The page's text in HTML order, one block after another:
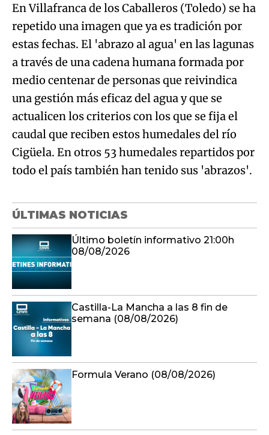
En Villafranca de los Caballeros (Toledo) se ha
repetido una imagen que ya es tradición por
estas fechas. El 'abrazo al agua' en las lagunas
a través de una cadena humana formada por
medio centenar de personas que reivindica
una gestión más eficaz del agua y que se
actualicen los criterios con los que se fija el
caudal que reciben estos humedales del río
Cigüela. En otros 53 humedales repartidos por
todo el país también han tenido sus 'abrazos'.
ÚLTIMAS NOTICIAS
Último boletín informativo 21:00h
08/08/2026
Castilla-La Mancha a las 8 fin de
semana (08/08/2026)
Formula Verano (08/08/2026)